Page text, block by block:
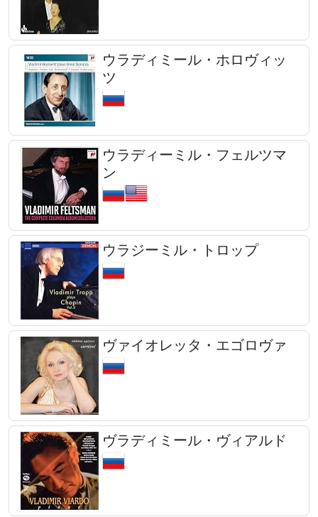
ウラディミール・ホロヴィッ
ツ
ウラディーミル・フェルツマ
ン
ウラジーミル・トロップ
ヴァイオレッタ・エゴロヴァ
ヴラディミール・ヴィアルド